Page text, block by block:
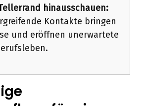
hinausschauen:
Kontakte bringen
und eröffnen unerwartete